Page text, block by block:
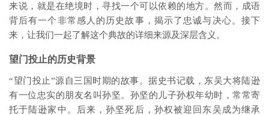
来说，就是在绝境时，寻找一个可以依赖的地方。然而，成语
背后有一个非常感人的历史故事，揭示了忠诚与决心。接下
来，让我们一起了解这个典故的详细来源及深层含义。
望门投止的历史背景
“望门投止”源自三国时期的故事。据史书记载，东吴大将陆逊
有一位忠实的朋友名叫孙坚。孙坚的儿子孙权年幼时，常常寄
托于陆逊家中。后来，孙坚死后，孙权被迎回东吴成为继承